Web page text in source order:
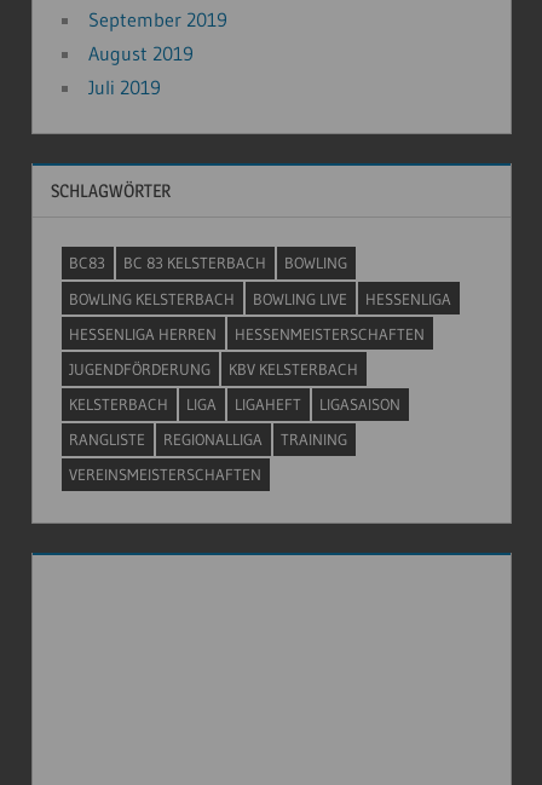
September 2019
August 2019
Juli 2019
SCHLAGWÖRTER
BC83 BC 83 KELSTERBACH
BOWLING
BOWLING KELSTERBACH
BOWLING LIVE
HESSENLIGA
HESSENLIGA HERREN
HESSENMEISTERSCHAFTEN
JUGENDFÖRDERUNG
KBV KELSTERBACH
KELSTERBACH
LIGA LIGAHEFT
LIGASAISON
RANGLISTE
REGIONALLIGA
TRAINING
VEREINSMEISTERSCHAFTEN